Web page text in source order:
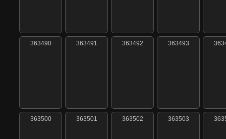
363490 363491 363492 363493
363500 363501 363502 363503